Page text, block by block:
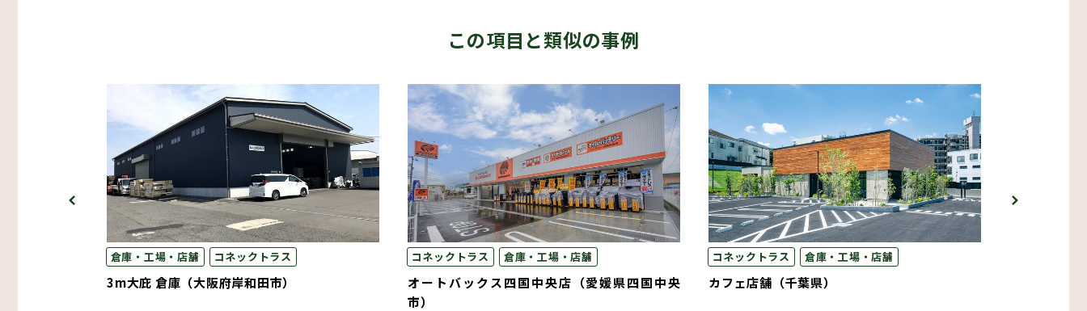
この項目と類似の事例
倉庫・工場・店舗 コネックトラス
3m大庇 倉庫（大阪府岸和田市）
コネックトラス 倉庫・工場・店舗
オートバックス四国中央店（愛媛県四国中央
市）
コネックトラス 倉庫・工場・店舗
カフェ店舗（千葉県）